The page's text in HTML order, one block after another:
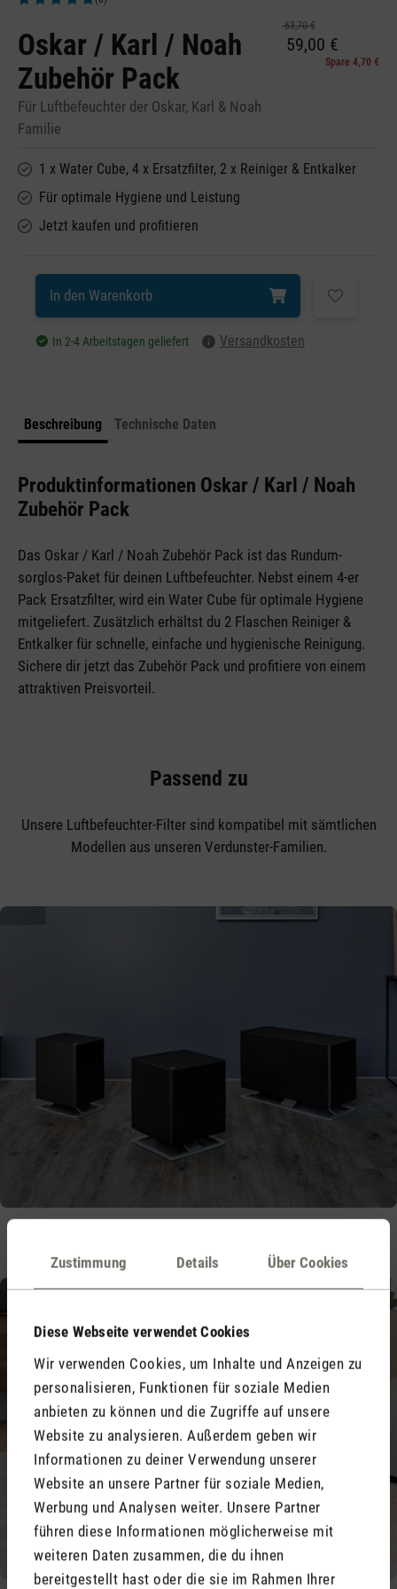
Zustimmung Details Über Cookies
Diese Webseite verwendet Cookies
Wir verwenden Cookies, um Inhalte und Anzeigen zu
personalisieren, Funktionen für soziale Medien
anbieten zu können und die Zugriffe auf unsere
Website zu analysieren. Außerdem geben wir
Informationen zu deiner Verwendung unserer
Website an unsere Partner für soziale Medien,
Werbung und Analysen weiter. Unsere Partner
führen diese Informationen möglicherweise mit
weiteren Daten zusammen, die du ihnen
bereitgestellt hast oder die sie im Rahmen Ihrer
Oskar / Karl / Noah
Zubehör Pack
Für Luftbefeuchter der Oskar, Karl & Noah
Familie
63,70 €
59,00 €
Spare 4,70 €
1 x Water Cube, 4 x Ersatzfilter, 2 x Reiniger & Entkalker
Für optimale Hygiene und Leistung
Jetzt kaufen und profitieren
In den Warenkorb
In 2-4 Arbeitstagen geliefert Versandkosten
Beschreibung Technische Daten
Produktinformationen Oskar / Karl / Noah
Zubehör Pack
Das Oskar / Karl / Noah Zubehör Pack ist das Rundum-
sorglos-Paket für deinen Luftbefeuchter. Nebst einem 4-er
Pack Ersatzfilter, wird ein Water Cube für optimale Hygiene
mitgeliefert. Zusätzlich erhältst du 2 Flaschen Reiniger &
Entkalker für schnelle, einfache und hygienische Reinigung.
Sichere dir jetzt das Zubehör Pack und profitiere von einem
attraktiven Preisvorteil.
Passend zu
Unsere Luftbefeuchter-Filter sind kompatibel mit sämtlichen
Modellen aus unseren Verdunster-Familien.